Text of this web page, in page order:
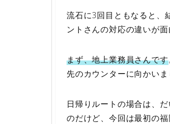
流石に3回目ともなると、
ントさんの対応の違いが面
まず、地上業務員さんです
先のカウンターに向かいま
日帰りルートの場合は、
のだけど、今回は最初の